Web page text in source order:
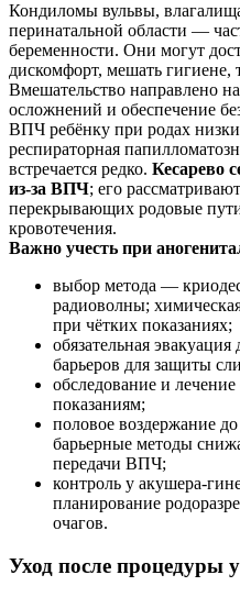
Кондиломы вульвы,
перинатальной области —
беременности. Они могут
дискомфорт, мешать гигиене,
Вмешательство направлено
осложнений и обеспечение
ВПЧ ребёнку при родах
респираторная
встречается редко. Кесарево
из‑за ВПЧ; его
перекрывающих родовые
кровотечения.
Важно учесть при
выбор метода —
радиоволны;
при чётких показаниях;
обязательная
барьеров для защиты
обследование и
показаниям;
половое воздержание
барьерные методы
передачи ВПЧ;
контроль у акушера-
планирование
очагов.
Уход после процедуры